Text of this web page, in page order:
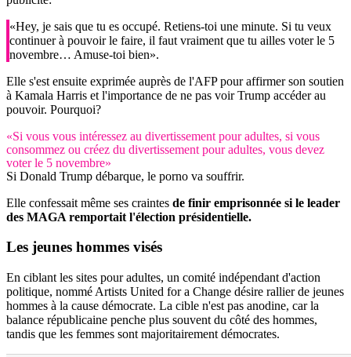
«Hey, je sais que tu es occupé. Retiens-toi une minute. Si tu veux
continuer à pouvoir le faire, il faut vraiment que tu ailles voter le 5
novembre… Amuse-toi bien».
Elle s'est ensuite exprimée auprès de l'AFP pour affirmer son soutien
à Kamala Harris et l'importance de ne pas voir Trump accéder au
pouvoir. Pourquoi?
«Si vous vous intéressez au divertissement pour adultes, si vous
consommez ou créez du divertissement pour adultes, vous devez
voter le 5 novembre»
Si Donald Trump débarque, le porno va souffrir.
Elle confessait même ses craintes de finir emprisonnée si le leader
des MAGA remportait l'élection présidentielle.
Les jeunes hommes visés
En ciblant les sites pour adultes, un comité indépendant d'action
politique, nommé Artists United for a Change désire rallier de jeunes
hommes à la cause démocrate. La cible n'est pas anodine, car la
balance républicaine penche plus souvent du côté des hommes,
tandis que les femmes sont majoritairement démocrates.